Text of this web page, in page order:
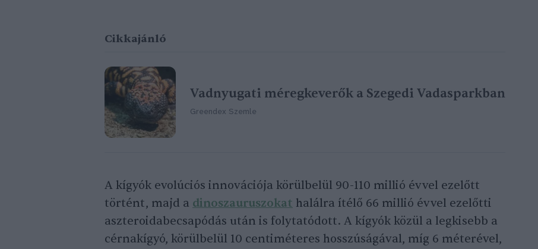
Cikkajánló
Vadnyugati méregkeverők a Szegedi Vadasparkban
Greendex Szemle
A kígyók evolúciós innovációja körülbelül 90-110 millió évvel ezelőtt
történt, majd a dinoszauruszokat halálra ítélő 66 millió évvel ezelőtti
aszteroidabecsapódás után is folytatódott. A kígyók közül a legkisebb a
cérnakígyó, körülbelül 10 centiméteres hosszúságával, míg 6 méterével,